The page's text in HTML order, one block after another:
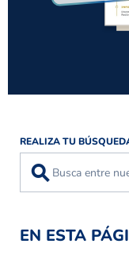
REALIZA TU
⚲
EN ESTA